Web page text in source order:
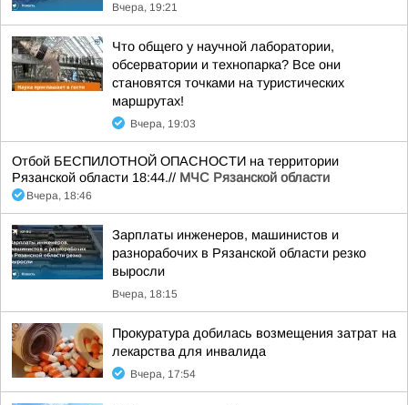
Вчера, 19:21
Что общего у научной лаборатории,
обсерватории и технопарка? Все они
становятся точками на туристических
маршрутах!
Вчера, 19:03
Отбой БЕСПИЛОТНОЙ ОПАСНОСТИ на территории
Рязанской области 18:44.// МЧС Рязанской области
Вчера, 18:46
Зарплаты инженеров, машинистов и
разнорабочих в Рязанской области резко
выросли
Вчера, 18:15
Прокуратура добилась возмещения затрат на
лекарства для инвалида
Вчера, 17:54